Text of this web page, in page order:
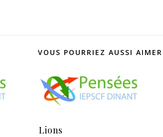
VOUS POURRIEZ AUSSI AIMER
Lions